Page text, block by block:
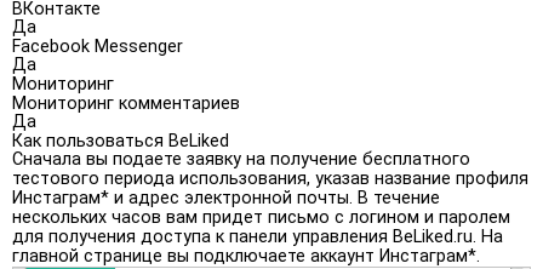
ВКонтакте
Да
Facebook Messenger
Да
Мониторинг
Мониторинг комментариев
Да
Как пользоваться BeLiked
Сначала вы подаете заявку на получение бесплатного
тестового периода использования, указав название профиля
Инстаграм* и адрес электронной почты. В течение
нескольких часов вам придет письмо с логином и паролем
для получения доступа к панели управления BeLiked.ru. На
главной странице вы подключаете аккаунт Инстаграм*.